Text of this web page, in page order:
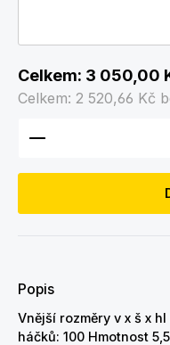
Celkem: 3 050,00
Celkem: 2 520,66 Kč
Množství
Popis
Vnější rozměry v x š x
háčků: 100 Hmotnost